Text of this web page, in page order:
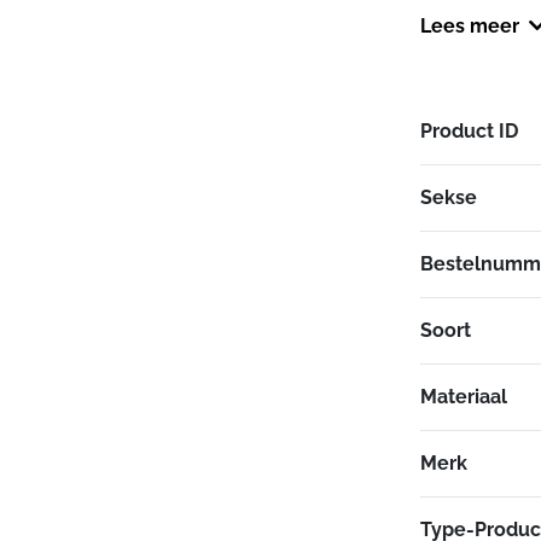
-Gemaakt
-Kevlar®
-Dubbele
drukknopen.
-Twee
afsluitbaar.
-Twee
-Mesh
Lees meer
Product ID
Sekse
Soort
Materiaal
Merk
Type-